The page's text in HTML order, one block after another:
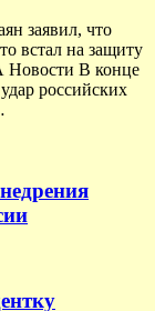
заявил, что
встал на защиту
В конце
российских